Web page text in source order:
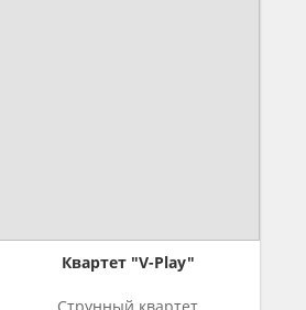
Квартет "V-Play"